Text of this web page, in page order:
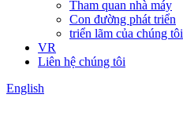
Tham quan nhà máy
Con đường phát triển
triển lãm của chúng tôi
VR
Liên hệ chúng tôi
English